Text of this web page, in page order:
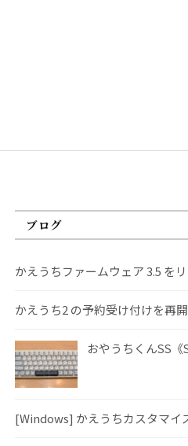
ブログ
かえうちファームウェア 3.5 を
かえうち2 の予約受け付けを再
おやうちくんSS
[Windows] かえうちカスタマイ